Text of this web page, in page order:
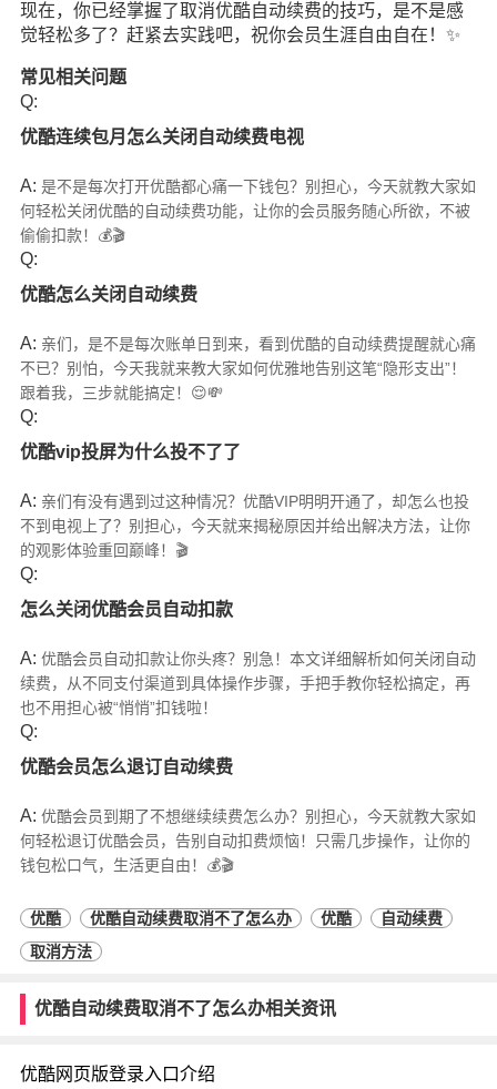
现在，你已经掌握了取消优酷自动续费的技巧，是不是感
觉轻松多了？赶紧去实践吧，祝你会员生涯自由自在！✨
常见相关问题
Q:
优酷连续包月怎么关闭自动续费电视
A: 是不是每次打开优酷都心痛一下钱包？别担心，今天就教大家如
何轻松关闭优酷的自动续费功能，让你的会员服务随心所欲，不被
偷偷扣款！💰🎬
Q:
优酷怎么关闭自动续费
A: 亲们，是不是每次账单日到来，看到优酷的自动续费提醒就心痛
不已？别怕，今天我就来教大家如何优雅地告别这笔“隐形支出”！
跟着我，三步就能搞定！😌💸
Q:
优酷vip投屏为什么投不了了
A: 亲们有没有遇到过这种情况？优酷VIP明明开通了，却怎么也投
不到电视上了？别担心，今天就来揭秘原因并给出解决方法，让你
的观影体验重回巅峰！🎬
Q:
怎么关闭优酷会员自动扣款
A: 优酷会员自动扣款让你头疼？别急！本文详细解析如何关闭自动
续费，从不同支付渠道到具体操作步骤，手把手教你轻松搞定，再
也不用担心被“悄悄”扣钱啦！
Q:
优酷会员怎么退订自动续费
A: 优酷会员到期了不想继续续费怎么办？别担心，今天就教大家如
何轻松退订优酷会员，告别自动扣费烦恼！只需几步操作，让你的
钱包松口气，生活更自由！💰🎬
优酷 优酷自动续费取消不了怎么办 优酷
自动续费
取消方法
优酷自动续费取消不了怎么办相关资讯
优酷网页版登录入口介绍